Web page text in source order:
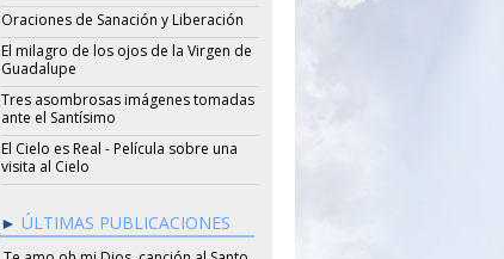
Oraciones de Sanación y Liberación
El milagro de los ojos de la Virgen de
Guadalupe
Tres asombrosas imágenes tomadas
ante el Santísimo
El Cielo es Real - Película sobre una
visita al Cielo
ÚLTIMAS PUBLICACIONES